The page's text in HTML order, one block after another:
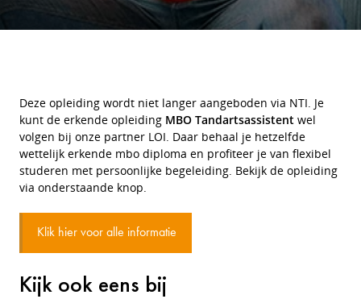
Deze opleiding wordt niet langer aangeboden via NTI. Je
kunt de erkende opleiding MBO Tandartsassistent wel
volgen bij onze partner LOI. Daar behaal je hetzelfde
wettelijk erkende mbo diploma en profiteer je van flexibel
studeren met persoonlijke begeleiding. Bekijk de opleiding
via onderstaande knop.
Klik hier voor alle informatie
Kijk ook eens bij